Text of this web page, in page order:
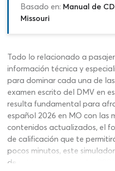
Basado en: Manual de
Missouri
Todo lo relacionado a
información técnica y
para dominar cada una de
examen escrito del DMV en
resulta fundamental para
español 2026 en MO con las
contenidos actualizados, el
de calificación que te
pocos minutos, este
de vehículos comerciales